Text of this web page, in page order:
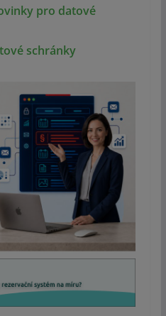
pro datové
schránky